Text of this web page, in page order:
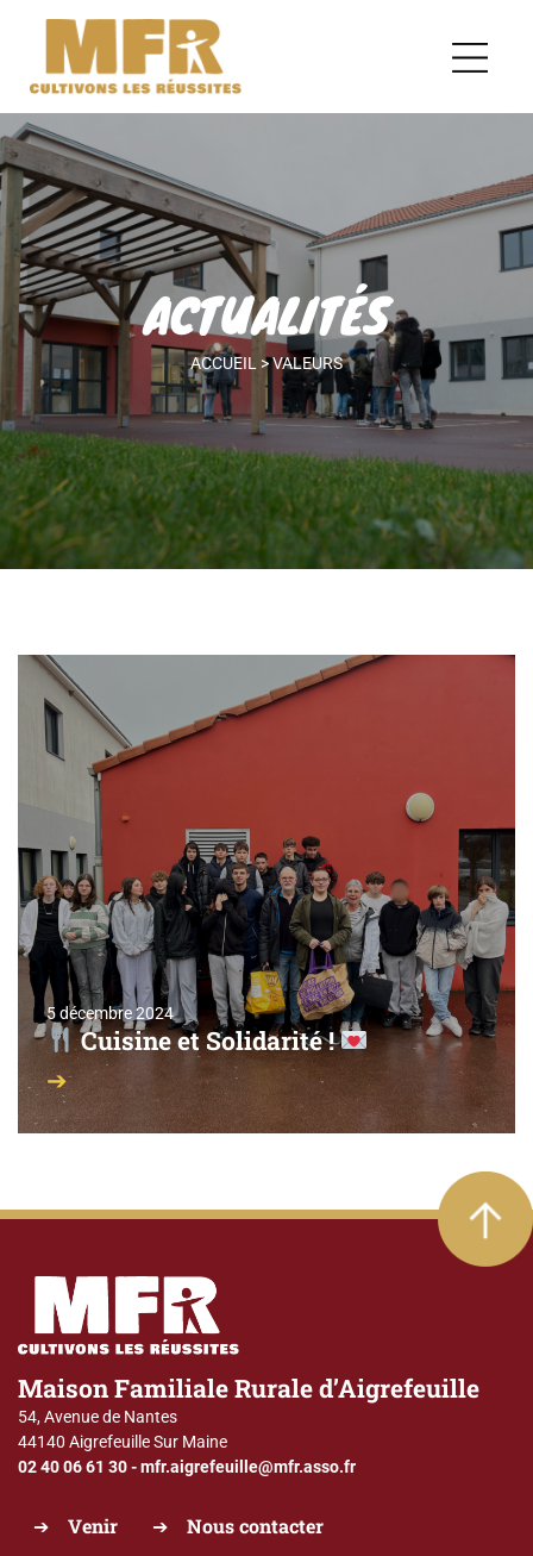
ACTUALITÉS
ACCUEIL >VALEURS
5 décembre 2024
Cuisine et Solidarité !
Maison Familiale Rurale d’Aigrefeuille
54, Avenue de Nantes
44140 Aigrefeuille Sur Maine
02 40 06 61 30-mfr.aigrefeuille@mfr.asso.fr
Venir Nous contacter